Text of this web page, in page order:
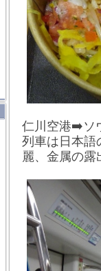
仁川空港➡ソ
列車は日本語
麗、金属の